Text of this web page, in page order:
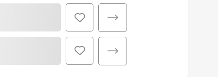
место для монтажа:
В Telegram
В WhatsApp